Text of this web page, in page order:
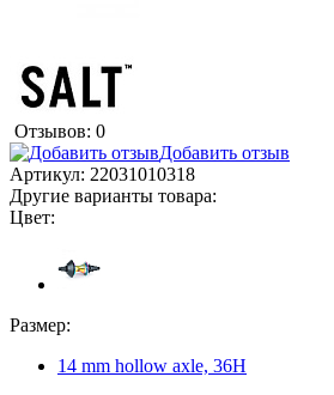
Отзывов: 0
Добавить отзыв
Артикул: 22031010318
Другие варианты товара:
Цвет:
Размер:
14 mm hollow axle, 36H